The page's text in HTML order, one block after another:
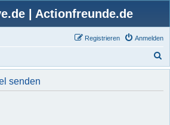
| Actionfreunde.de
Anmelden
Registrieren
u
senden